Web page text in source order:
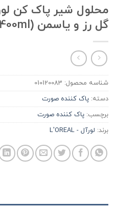
گل رز و یاسمن (400ml)
شناسه محصول: 010120083
دسته: پاک کننده صورت
برچسب: پاک کننده صورت
برند: لورآل - L'OREAL